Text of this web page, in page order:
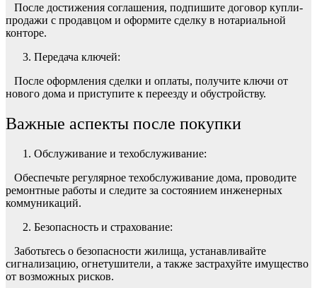
После достижения соглашения, подпишите договор купли-
продажи с продавцом и оформите сделку в нотариальной
конторе.
Передача ключей:
После оформления сделки и оплаты, получите ключи от
нового дома и приступите к переезду и обустройству.
Важные аспекты после покупки
Обслуживание и техобслуживание:
Обеспечьте регулярное техобслуживание дома, проводите
ремонтные работы и следите за состоянием инженерных
коммуникаций.
Безопасность и страхование:
Заботьтесь о безопасности жилища, устанавливайте
сигнализацию, огнетушители, а также застрахуйте имущество
от возможных рисков.